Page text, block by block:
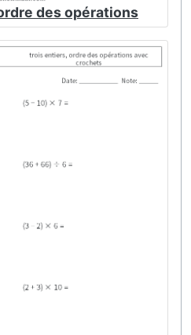
des opérations